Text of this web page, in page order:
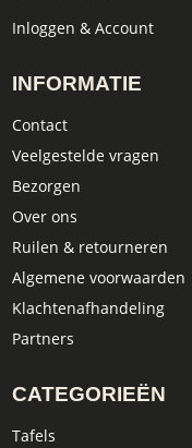
Inloggen & Account
INFORMATIE
Contact
Veelgestelde vragen
Bezorgen
Over ons
Ruilen & retourneren
Algemene voorwaarden
Klachtenafhandeling
Partners
CATEGORIEËN
Tafels